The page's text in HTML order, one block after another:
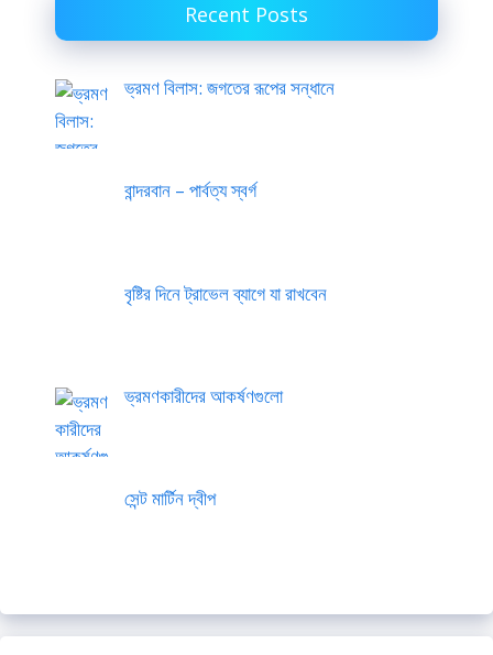
Recent Posts
ভ্রমণ বিলাস: জগতের রূপের সন্ধানে
বান্দরবান – পার্বত্য স্বর্গ
বৃষ্টির দিনে ট্রাভেল ব্যাগে যা রাখবেন
ভ্রমণকারীদের আকর্ষণগুলো
সেন্ট মার্টিন দ্বীপ